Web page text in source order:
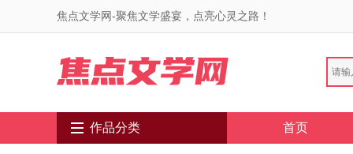
焦点文学网-聚焦文学盛宴，点亮心灵之路！
作品分类 首页